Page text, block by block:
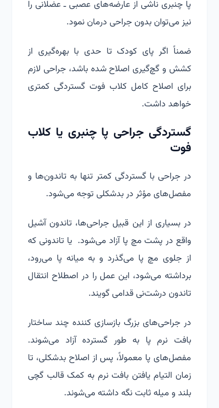
پا چنبری ناشی از عارضه‌های عصبی ـ عضلانی را
نیز می‌توان بدون جراحی درمان نمود.
ضمناً اگر پای کودک تا حدی با بهره‌گیری از
کشش و گچ‌گیری اصلاح شده باشد، جراحی لازم
برای اصلاح کامل کلاب فوت گستردگی کمتری
خواهد داشت.
گستردگی جراحی پا چنبری یا کلاب
فوت
در جراحی با گستردگی کمتر تنها به تاندون‌ها و
مفصل‌های مؤثر در بدشکلی توجه می‌شود.
در بسیاری از این قبیل جراحی‌ها، تاندون آشیل
واقع در پشت مچ پا آزاد می‌شود. یا تاندونی که
از جلوی مچ پا می‌گذرد و به میانه پا می‌رود،
برداشته می‌شود، این عمل را در اصطلاح انتقال
تاندون درشت‌نی قدامی گویند.
در جراحی‌های بزرگ بازسازی کننده چند ساختار
بافت نرم پا به طور گسترده آزاد می‌شوند.
مفصل‌های پا معمولاً، پس از اصلاح بدشکلی، تا
زمان التیام یافتن بافت نرم به کمک قالب گچی
بلند و میله ثابت نگه داشته می‌شوند.